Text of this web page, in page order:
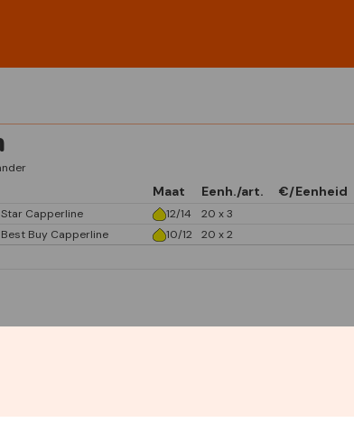
Maat Eenh./art. €/Eenheid
Star Capperline 12/14 20 x 3
Best Buy Capperline 10/12 20 x 2